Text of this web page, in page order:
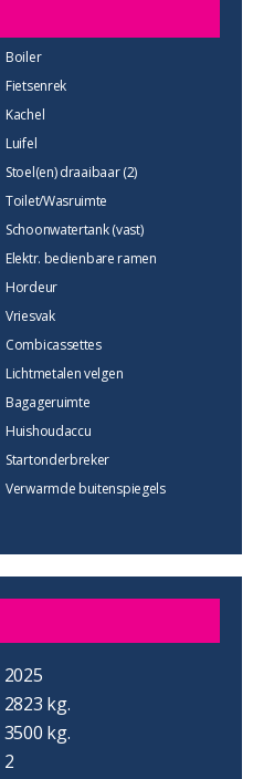
Boiler
Fietsenrek
Kachel
Luifel
Stoel(en) draaibaar (2)
Toilet/Wasruimte
Schoonwatertank (vast)
Elektr. bedienbare ramen
Hordeur
Vriesvak
Combicassettes
Lichtmetalen velgen
Bagageruimte
Huishoudaccu
Startonderbreker
Verwarmde buitenspiegels
2025
2823 kg.
3500 kg.
2